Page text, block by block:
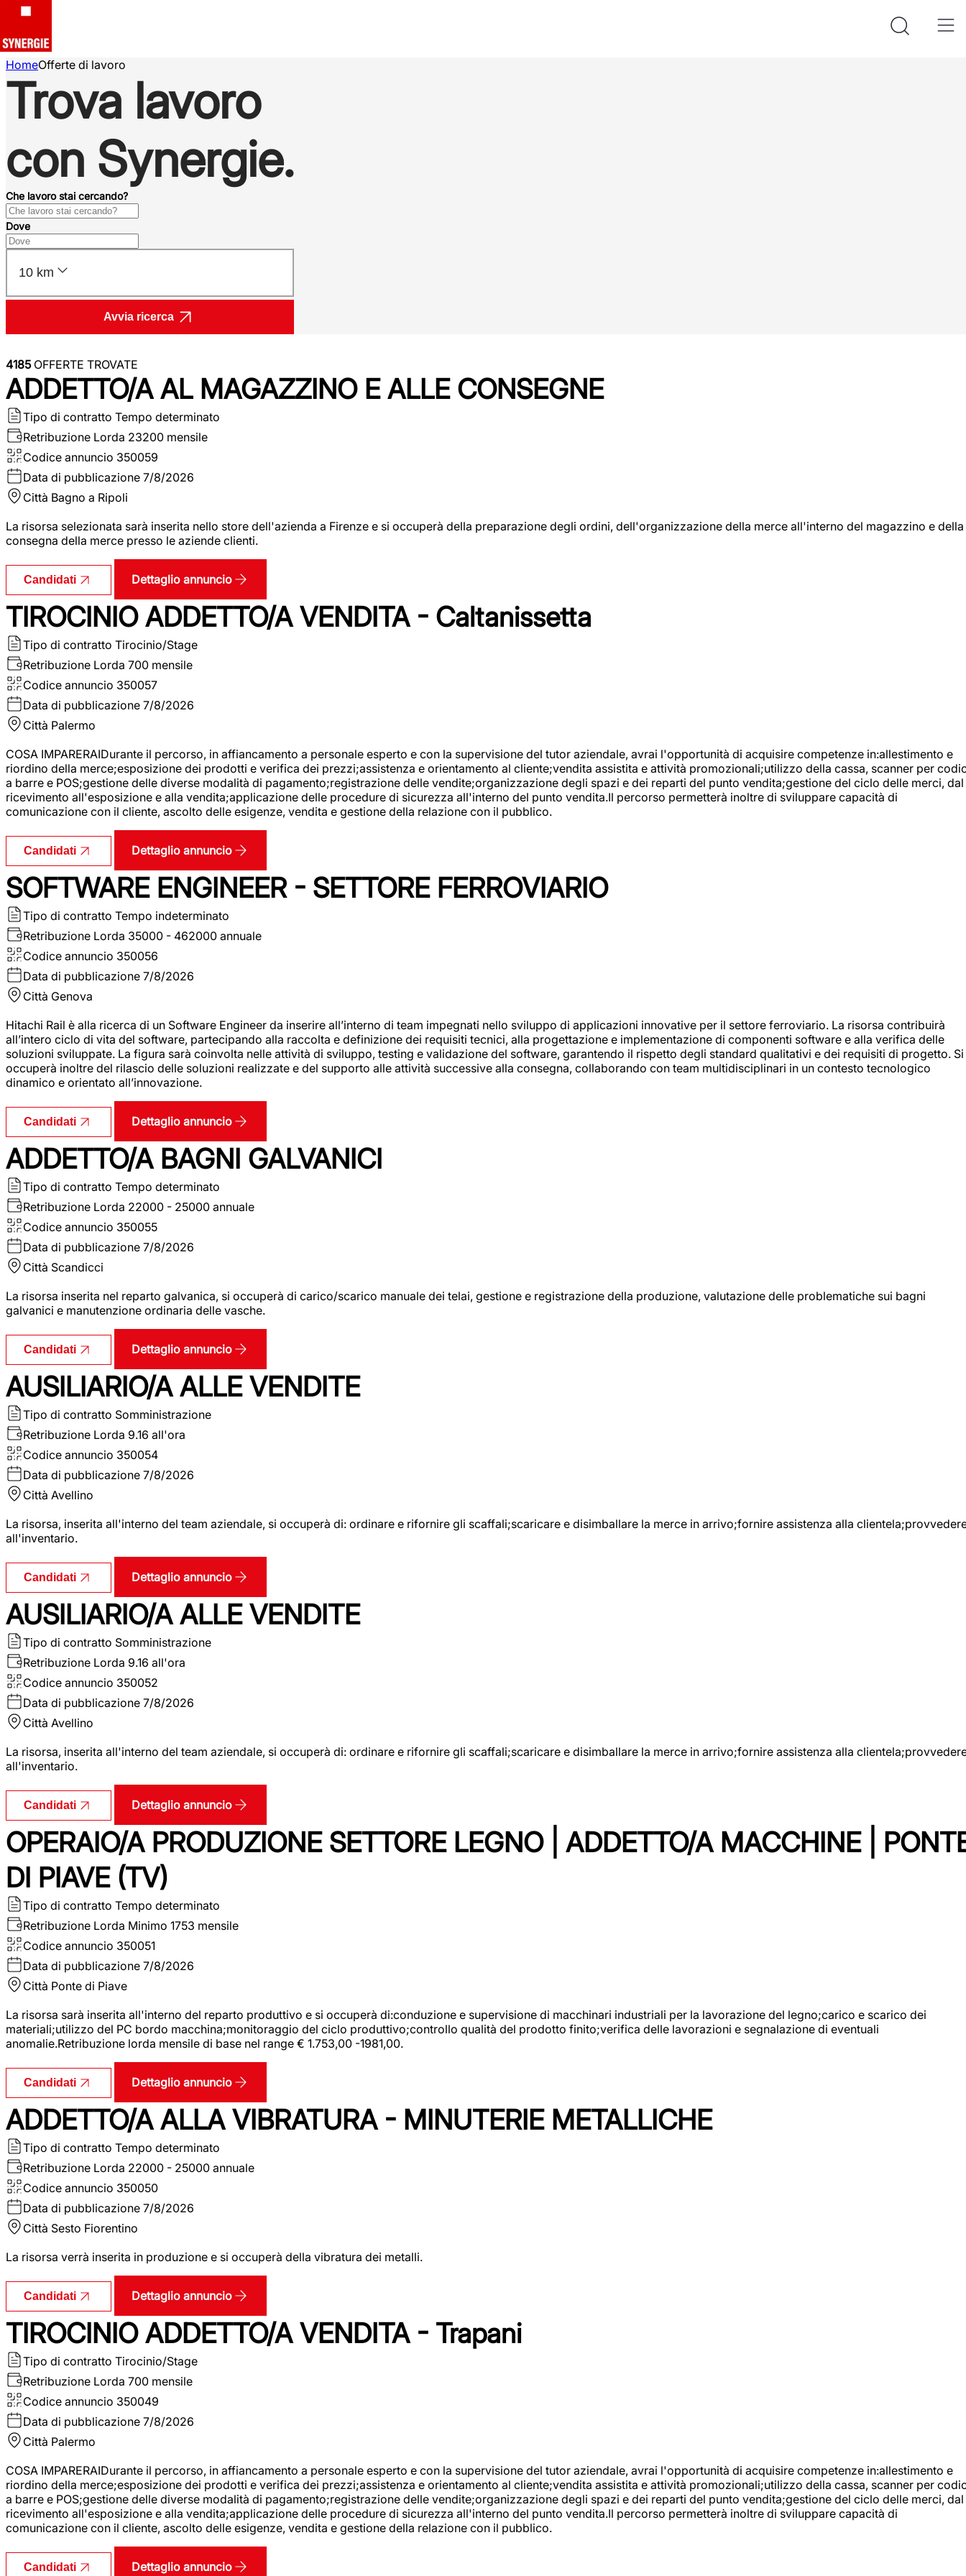
HomeOfferte di lavoro
Trova lavoro
con Synergie.
Che lavoro stai cercando?
Dove
10 km
Avvia ricerca
4185OFFERTE TROVATE
ADDETTO/A AL MAGAZZINO E ALLE CONSEGNE
Tipo di contratto Tempo determinato
Retribuzione Lorda 23200 mensile
Codice annuncio 350059
Data di pubblicazione 7/8/2026
Città Bagno a Ripoli
La risorsa selezionata sarà inserita nello store dell'azienda a Firenze e si occuperà della preparazione degli ordini, dell'organizzazione della merce all'interno del magazzino e della
consegna della merce presso le aziende clienti.
Candidati Dettaglio annuncio
TIROCINIO ADDETTO/A VENDITA - Caltanissetta
Tipo di contratto Tirocinio/Stage
Retribuzione Lorda 700 mensile
Codice annuncio 350057
Data di pubblicazione 7/8/2026
Città Palermo
COSA IMPARERAIDurante il percorso, in affiancamento a personale esperto e con la supervisione del tutor aziendale, avrai l'opportunità di acquisire competenze in:allestimento e
riordino della merce;esposizione dei prodotti e verifica dei prezzi;assistenza e orientamento al cliente;vendita assistita e attività promozionali;utilizzo della cassa, scanner per
a barre e POS;gestione delle diverse modalità di pagamento;registrazione delle vendite;organizzazione degli spazi e dei reparti del punto vendita;gestione del ciclo delle merci, dal
ricevimento all'esposizione e alla vendita;applicazione delle procedure di sicurezza all'interno del punto vendita.Il percorso permetterà inoltre di sviluppare capacità di
comunicazione con il cliente, ascolto delle esigenze, vendita e gestione della relazione con il pubblico.
Candidati Dettaglio annuncio
SOFTWARE ENGINEER - SETTORE FERROVIARIO
Tipo di contratto Tempo indeterminato
Retribuzione Lorda 35000 - 462000 annuale
Codice annuncio 350056
Data di pubblicazione 7/8/2026
Città Genova
Hitachi Rail è alla ricerca di un Software Engineer da inserire all’interno di team impegnati nello sviluppo di applicazioni innovative per il settore ferroviario. La risorsa contribuirà
all’intero ciclo di vita del software, partecipando alla raccolta e definizione dei requisiti tecnici, alla progettazione e implementazione di componenti software e alla verifica delle
soluzioni sviluppate. La figura sarà coinvolta nelle attività di sviluppo, testing e validazione del software, garantendo il rispetto degli standard qualitativi e dei requisiti di progetto. Si
occuperà inoltre del rilascio delle soluzioni realizzate e del supporto alle attività successive alla consegna, collaborando con team multidisciplinari in un contesto tecnologico
dinamico e orientato all’innovazione.
Candidati Dettaglio annuncio
ADDETTO/A BAGNI GALVANICI
Tipo di contratto Tempo determinato
Retribuzione Lorda 22000 - 25000 annuale
Codice annuncio 350055
Data di pubblicazione 7/8/2026
Città Scandicci
La risorsa inserita nel reparto galvanica, si occuperà di carico/scarico manuale dei telai, gestione e registrazione della produzione, valutazione delle problematiche sui bagni
galvanici e manutenzione ordinaria delle vasche.
Candidati Dettaglio annuncio
AUSILIARIO/A ALLE VENDITE
Tipo di contratto Somministrazione
Retribuzione Lorda 9.16 all'ora
Codice annuncio 350054
Data di pubblicazione 7/8/2026
Città Avellino
La risorsa, inserita all'interno del team aziendale, si occuperà di: ordinare e rifornire gli scaffali;scaricare e disimballare la merce in arrivo;fornire assistenza alla
all'inventario.
Candidati Dettaglio annuncio
AUSILIARIO/A ALLE VENDITE
Tipo di contratto Somministrazione
Retribuzione Lorda 9.16 all'ora
Codice annuncio 350052
Data di pubblicazione 7/8/2026
Città Avellino
La risorsa, inserita all'interno del team aziendale, si occuperà di: ordinare e rifornire gli scaffali;scaricare e disimballare la merce in arrivo;fornire assistenza alla
all'inventario.
Candidati Dettaglio annuncio
OPERAIO/A PRODUZIONE SETTORE LEGNO | ADDETTO/A MACCHINE |
DI PIAVE (TV)
Tipo di contratto Tempo determinato
Retribuzione Lorda Minimo 1753 mensile
Codice annuncio 350051
Data di pubblicazione 7/8/2026
Città Ponte di Piave
La risorsa sarà inserita all'interno del reparto produttivo e si occuperà di:conduzione e supervisione di macchinari industriali per la lavorazione del legno;carico e scarico dei
materiali;utilizzo del PC bordo macchina;monitoraggio del ciclo produttivo;controllo qualità del prodotto finito;verifica delle lavorazioni e segnalazione di eventuali
anomalie.Retribuzione lorda mensile di base nel range € 1.753,00 -1981,00.
Candidati Dettaglio annuncio
ADDETTO/A ALLA VIBRATURA - MINUTERIE METALLICHE
Tipo di contratto Tempo determinato
Retribuzione Lorda 22000 - 25000 annuale
Codice annuncio 350050
Data di pubblicazione 7/8/2026
Città Sesto Fiorentino
La risorsa verrà inserita in produzione e si occuperà della vibratura dei metalli.
Candidati Dettaglio annuncio
TIROCINIO ADDETTO/A VENDITA - Trapani
Tipo di contratto Tirocinio/Stage
Retribuzione Lorda 700 mensile
Codice annuncio 350049
Data di pubblicazione 7/8/2026
Città Palermo
COSA IMPARERAIDurante il percorso, in affiancamento a personale esperto e con la supervisione del tutor aziendale, avrai l'opportunità di acquisire competenze in:allestimento e
riordino della merce;esposizione dei prodotti e verifica dei prezzi;assistenza e orientamento al cliente;vendita assistita e attività promozionali;utilizzo della cassa, scanner per
a barre e POS;gestione delle diverse modalità di pagamento;registrazione delle vendite;organizzazione degli spazi e dei reparti del punto vendita;gestione del ciclo delle merci, dal
ricevimento all'esposizione e alla vendita;applicazione delle procedure di sicurezza all'interno del punto vendita.Il percorso permetterà inoltre di sviluppare capacità di
comunicazione con il cliente, ascolto delle esigenze, vendita e gestione della relazione con il pubblico.
Candidati Dettaglio annuncio